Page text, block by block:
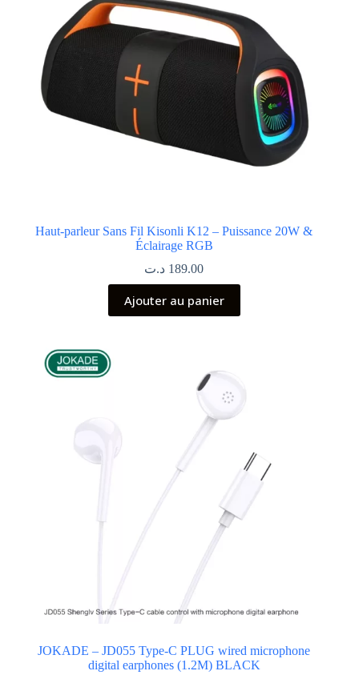
Haut-parleur Sans Fil Kisonli K12 – Puissance 20W &
Éclairage RGB
189.00 د.ت
Ajouter au panier
JOKADE – JD055 Type-C PLUG wired microphone
digital earphones (1.2M) BLACK